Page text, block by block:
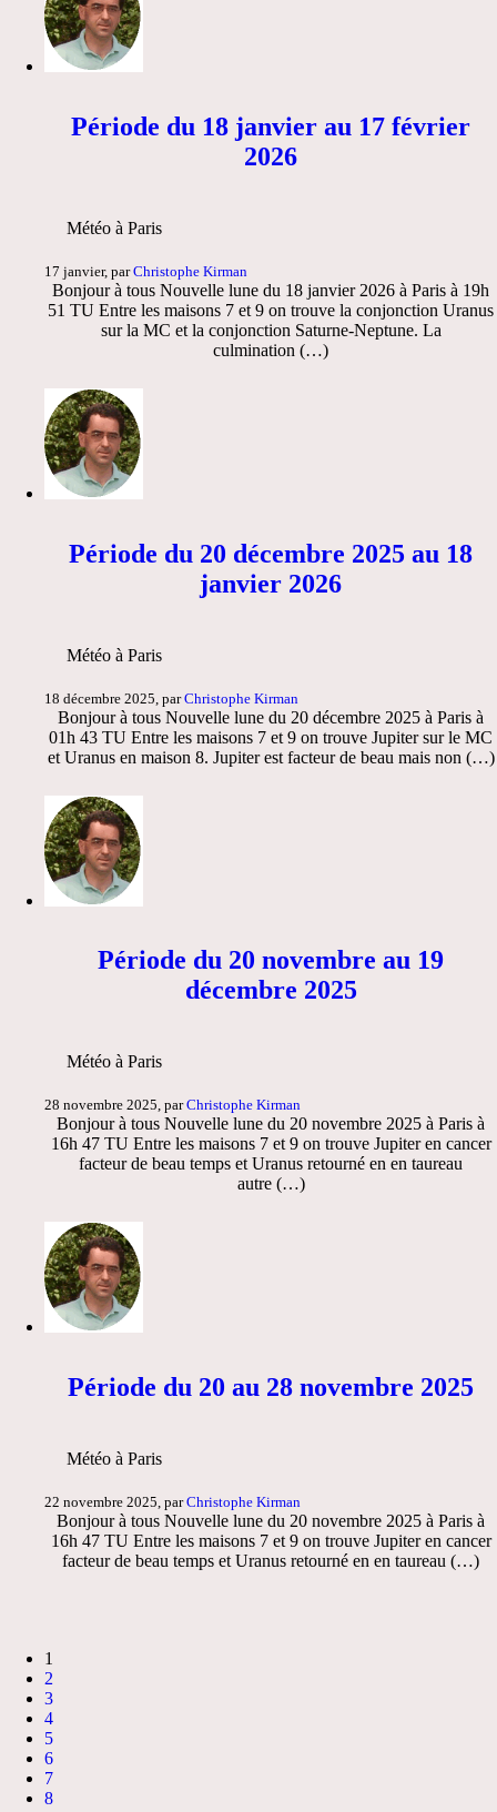
Période du 18 janvier au 17 février
2026
Météo à Paris
17 janvier, parChristophe Kirman
Bonjour à tous Nouvelle lune du 18 janvier 2026 à Paris à 19h
51 TU Entre les maisons 7 et 9 on trouve la conjonction Uranus
sur la MC et la conjonction Saturne-Neptune. La
culmination (…)
Période du 20 décembre 2025 au 18
janvier 2026
Météo à Paris
18 décembre 2025, parChristophe Kirman
Bonjour à tous Nouvelle lune du 20 décembre 2025 à Paris à
01h 43 TU Entre les maisons 7 et 9 on trouve Jupiter sur le MC
et Uranus en maison 8. Jupiter est facteur de beau mais non (…)
Période du 20 novembre au 19
décembre 2025
Météo à Paris
28 novembre 2025, parChristophe Kirman
Bonjour à tous Nouvelle lune du 20 novembre 2025 à Paris à
16h 47 TU Entre les maisons 7 et 9 on trouve Jupiter en cancer
facteur de beau temps et Uranus retourné en en taureau
autre (…)
Période du 20 au 28 novembre 2025
Météo à Paris
22 novembre 2025, parChristophe Kirman
Bonjour à tous Nouvelle lune du 20 novembre 2025 à Paris à
16h 47 TU Entre les maisons 7 et 9 on trouve Jupiter en cancer
facteur de beau temps et Uranus retourné en en taureau (…)
1
2
3
4
5
6
7
8